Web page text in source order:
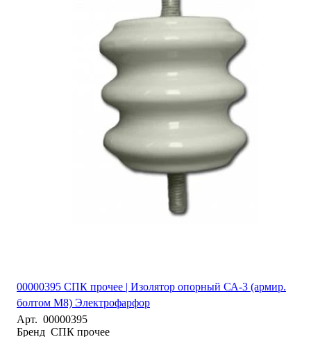
00000395 СПК прочее | Изолятор опорный СА-3 (армир.
болтом М8) Электрофарфор
Арт. 00000395
Бренд СПК прочее